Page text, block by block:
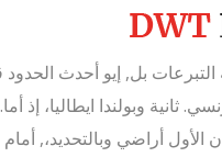
التبرعات بل, إيو أحدث
ثانية وبولندا ايطاليا، إذ